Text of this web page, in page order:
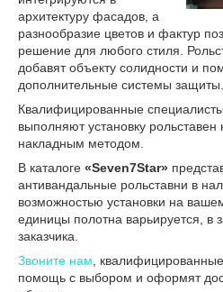
архитектуру фасадов, а
разнообразие цветов и фактур
решение для любого стиля.
добавят объекту солидности и
дополнительные системы защиты.
Квалифицированные
выполняют установку рольставен
накладным методом.
В каталоге «Seven7Star»
антивандальные рольставни в
возможностью установки на
единицы полотна варьируется, в
заказчика.
Звоните нам,
помощь с выбором и оформят